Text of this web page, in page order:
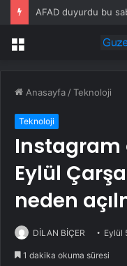
AFAD duyurdu bu
Menü
Anasayfa /Teknoloji
Teknoloji
Instagram
Eylül
neden
DİLAN BİÇER Eylül
1 dakika okuma süresi